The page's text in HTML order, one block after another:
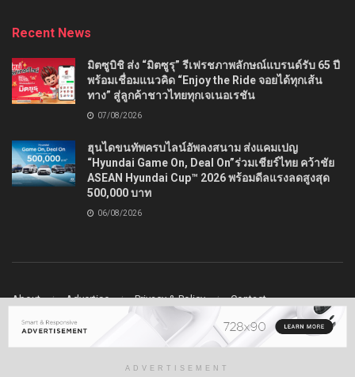
Recent News
มิตซูบิชิ ส่ง “มิตซูรุ” รีเฟรชภาพลักษณ์แบรนด์รับ 65 ปี
พร้อมเชื่อมแนวคิด “Enjoy the Ride จอยได้ทุกเส้น
ทาง” สู่ลูกค้าชาวไทยทุกเจเนอเรชัน
07/08/2026
ฮุนไดขนทัพครบไลน์อัพลงสนาม ส่งแคมเปญ
“Hyundai Game On, Deal On”ร่วมเชียร์ไทย คว้าชัย
ASEAN Hyundai Cup™ 2026 พร้อมดีลแรงลดสูงสุด
500,000 บาท
06/08/2026
About Advertise Privacy & Policy Contact
© 2022Ladydrive
- Premium WordPress news & magazine theme by
Jegtheme.
ADVERTISEMENT